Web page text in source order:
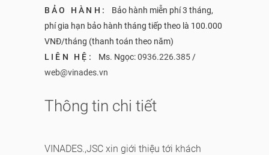
BẢO HÀNH:
Bảo hành miễn phí 3 tháng,
phí gia hạn bảo hành tháng tiếp theo là 100.000
VNĐ/tháng (thanh toán theo năm)
LIÊN HỆ:
Ms. Ngọc:0936.226.385 /
web@vinades.vn
Thông tin chi tiết
VINADES.,JSC xin giới thiệu tới khách